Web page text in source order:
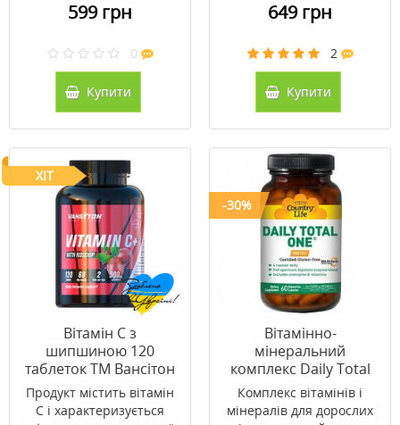
599 грн
0
Купити
649 грн
2
Купити
ХІТ
Вітамін С з
шипшиною 120
таблеток ТМ Вансітон
/ Vansiton
Продукт містить вітамін
С і характеризується
-30%
Вітамінно-
мінеральний
комплекс Daily Total
One без заліза 60
капсул ТМ Кантрі
Комплекс вітамінів і
мінералів для дорослих